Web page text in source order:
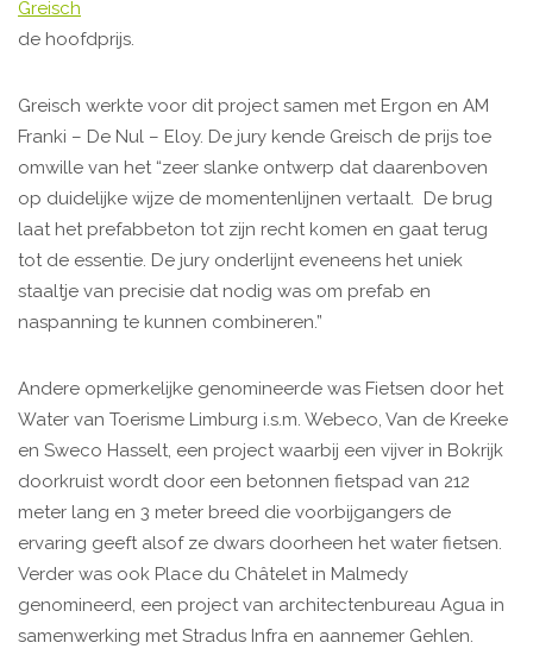
Greisch
de hoofdprijs.
Greisch werkte voor dit project samen met Ergon en AM
Franki – De Nul – Eloy. De jury kende Greisch de prijs toe
omwille van het “zeer slanke ontwerp dat daarenboven
op duidelijke wijze de momentenlijnen vertaalt. De brug
laat het prefabbeton tot zijn recht komen en gaat terug
tot de essentie. De jury onderlijnt eveneens het uniek
staaltje van precisie dat nodig was om prefab en
naspanning te kunnen combineren.”
Andere opmerkelijke genomineerde was Fietsen door het
Water van Toerisme Limburg i.s.m. Webeco, Van de Kreeke
en Sweco Hasselt, een project waarbij een vijver in Bokrijk
doorkruist wordt door een betonnen fietspad van 212
meter lang en 3 meter breed die voorbijgangers de
ervaring geeft alsof ze dwars doorheen het water fietsen.
Verder was ook Place du Châtelet in Malmedy
genomineerd, een project van architectenbureau Agua in
samenwerking met Stradus Infra en aannemer Gehlen.